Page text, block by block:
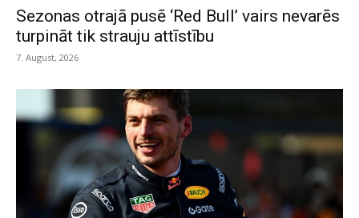
Sezonas otrajā pusē ‘Red Bull’ vairs nevarēs
turpināt tik strauju attīstību
7. August, 2026